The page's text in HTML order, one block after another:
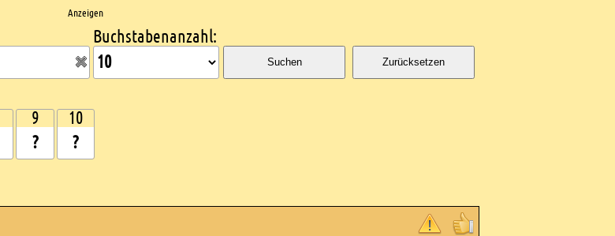
Anzeigen
Buchstabenanzahl:
Suchen Zurücksetzen
9 10